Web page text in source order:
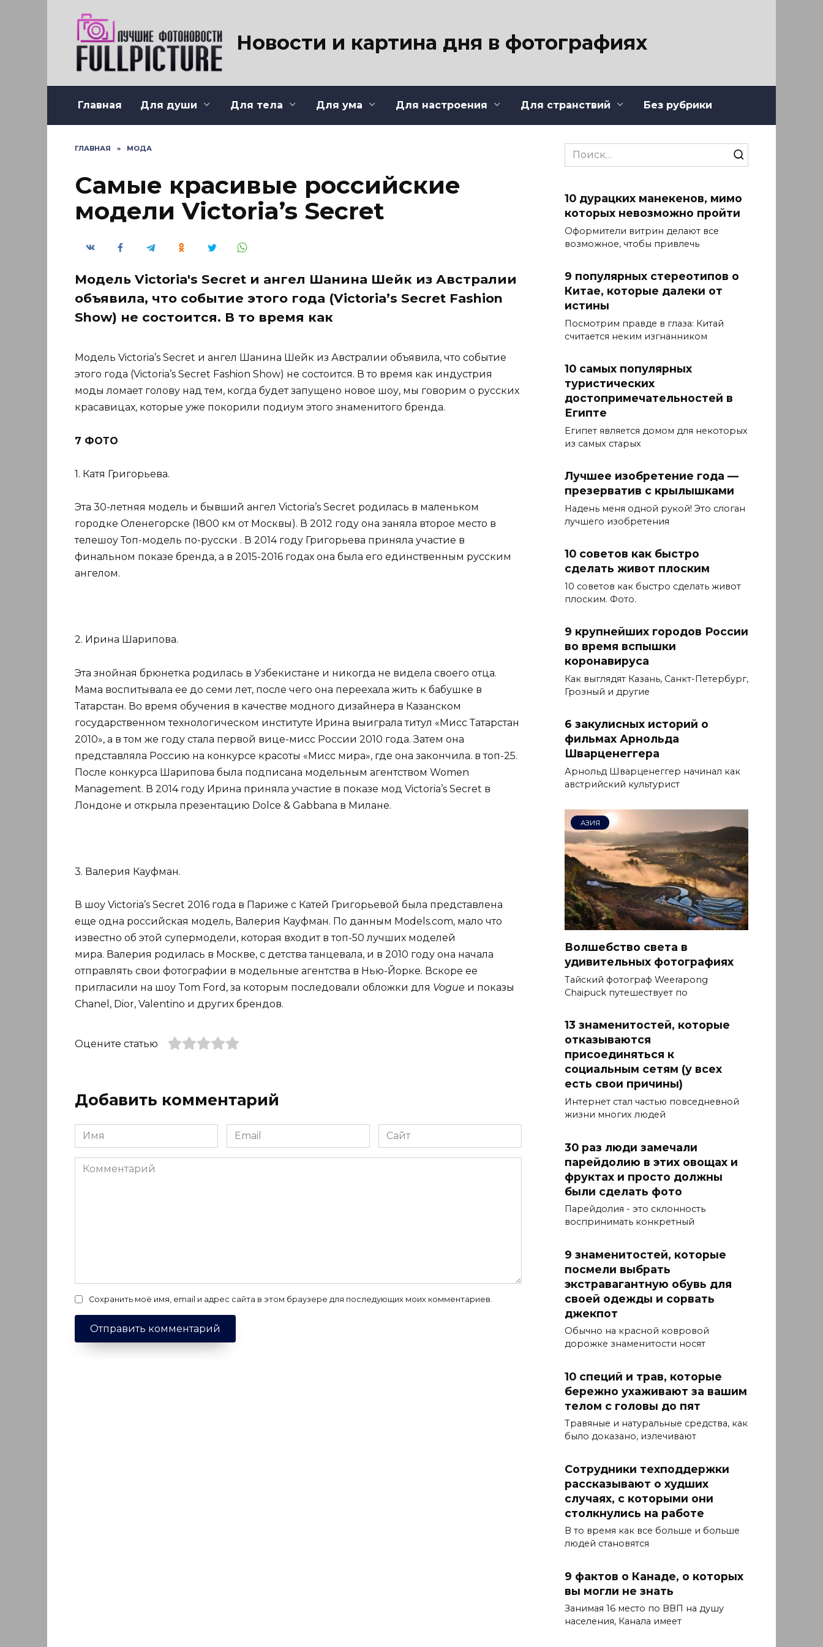
Новости и картина дня в фотографиях
Главная Для души Для тела Для ума Для настроения Для странствий Без рубрики
ГЛАВНАЯ » МОДА
Самые красивые российские
модели Victoria’s Secret
Модель Victoria's Secret и ангел Шанина Шейк из Австралии
объявила, что событие этого года (Victoria’s Secret Fashion
Show) не состоится. В то время как
Модель Victoria’s Secret и ангел Шанина Шейк из Австралии объявила, что событие
этого года (Victoria’s Secret Fashion Show) не состоится. В то время как индустрия
моды ломает голову над тем, когда будет запущено новое шоу, мы говорим о русских
красавицах, которые уже покорили подиум этого знаменитого бренда.
7 ФОТО
1. Катя Григорьева.
Эта 30-летняя модель и бывший ангел Victoria’s Secret родилась в маленьком
городке Оленегорске (1800 км от Москвы). В 2012 году она заняла второе место в
телешоу Топ-модель по-русски . В 2014 году Григорьева приняла участие в
финальном показе бренда, а в 2015-2016 годах она была его единственным русским
ангелом.
2. Ирина Шарипова.
Эта знойная брюнетка родилась в Узбекистане и никогда не видела своего отца.
Мама воспитывала ее до семи лет, после чего она переехала жить к бабушке в
Татарстан. Во время обучения в качестве модного дизайнера в Казанском
государственном технологическом институте Ирина выиграла титул «Мисс Татарстан
2010», а в том же году стала первой вице-мисс России 2010 года. Затем она
представляла Россию на конкурсе красоты «Мисс мира», где она закончила. в топ-25.
После конкурса Шарипова была подписана модельным агентством Women
Management. В 2014 году Ирина приняла участие в показе мод Victoria’s Secret в
Лондоне и открыла презентацию Dolce & Gabbana в Милане.
3. Валерия Кауфман.
В шоу Victoria’s Secret 2016 года в Париже с Катей Григорьевой была представлена ​​
еще одна российская модель, Валерия Кауфман. По данным Models.com, мало что
известно об этой супермодели, которая входит в топ-50 лучших моделей
мира. Валерия родилась в Москве, с детства танцевала, и в 2010 году она начала
отправлять свои фотографии в модельные агентства в Нью-Йорке. Вскоре ее
пригласили на шоу Tom Ford, за которым последовали обложки для Vogue и показы
Chanel, Dior, Valentino и других брендов.
Оцените статью
Добавить комментарий
Имя
*
Email
*
Сайт
Комментарий
Сохранить моё имя, email и адрес сайта в этом браузере для последующих моих комментариев.
Search
for:
10 дурацких манекенов, мимо
которых невозможно пройти
Оформители витрин делают все
возможное, чтобы привлечь
9 популярных стереотипов о
Китае, которые далеки от
истины
Посмотрим правде в глаза: Китай
считается неким изгнанником
10 самых популярных
туристических
достопримечательностей в
Египте
Египет является домом для некоторых
из самых старых
Лучшее изобретение года —
презерватив с крылышками
Надень меня одной рукой! Это слоган
лучшего изобретения
10 советов как быстро
сделать живот плоским
10 советов как быстро сделать живот
плоским. Фото.
9 крупнейших городов России
во время вспышки
коронавируса
Как выглядят Казань, Санкт-Петербург,
Грозный и другие
6 закулисных историй о
фильмах Арнольда
Шварценеггера
Арнольд Шварценеггер начинал как
австрийский культурист
АЗИЯ
Волшебство света в
удивительных фотографиях
Тайский фотограф Weerapong
Chaipuck путешествует по
13 знаменитостей, которые
отказываются
присоединяться к
социальным сетям (у всех
есть свои причины)
Интернет стал частью повседневной
жизни многих людей
30 раз люди замечали
парейдолию в этих овощах и
фруктах и ​​просто должны
были сделать фото
Парейдолия - это склонность
воспринимать конкретный
9 знаменитостей, которые
посмели выбрать
экстравагантную обувь для
своей одежды и сорвать
джекпот
Обычно на красной ковровой
дорожке знаменитости носят
10 специй и трав, которые
бережно ухаживают за вашим
телом с головы до пят
Травяные и натуральные средства, как
было доказано, излечивают
Сотрудники техподдержки
рассказывают о худших
случаях, с которыми они
столкнулись на работе
В то время как все больше и больше
людей становятся
9 фактов о Канаде, о которых
вы могли не знать
Занимая 16 место по ВВП на душу
населения, Канала имеет